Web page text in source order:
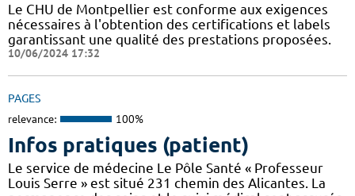
Le CHU de Montpellier est conforme aux exigences
nécessaires à l'obtention des certifications et labels
garantissant une qualité des prestations proposées.
10/06/2024 17:32
PAGES
relevance: 100%
Infos pratiques (patient)
Le service de médecine Le Pôle Santé « Professeur
Louis Serre » est situé 231 chemin des Alicantes. La